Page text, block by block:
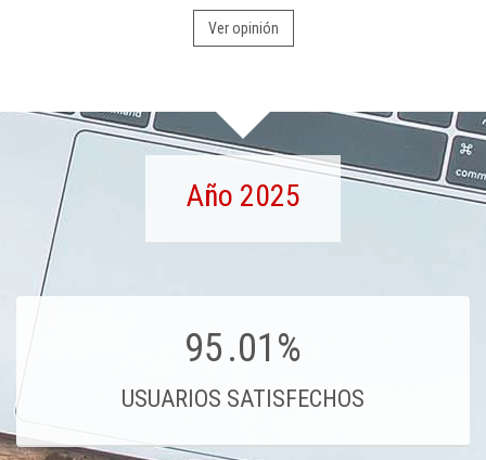
Ver opinión
Año 2025
95.01%
USUARIOS SATISFECHOS